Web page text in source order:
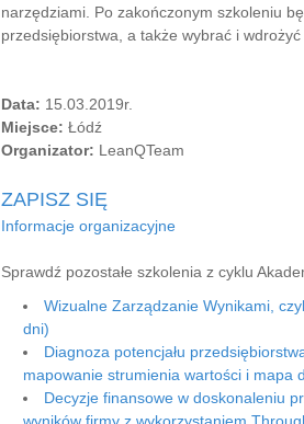
narzędziami. Po zakończonym szkoleniu
przedsiębiorstwa, a także wybrać i
Data: 15.03.2019r.
Miejsce: Łódź
Organizator: LeanQTeam
ZAPISZ SIĘ
Informacje organizacyjne
Sprawdź pozostałe szkolenia z cyklu
Wizualne Zarządzanie Wynikami,
dni)
Diagnoza potencjału
mapowanie strumienia wartości i mapa
Decyzje finansowe w doskonaleniu